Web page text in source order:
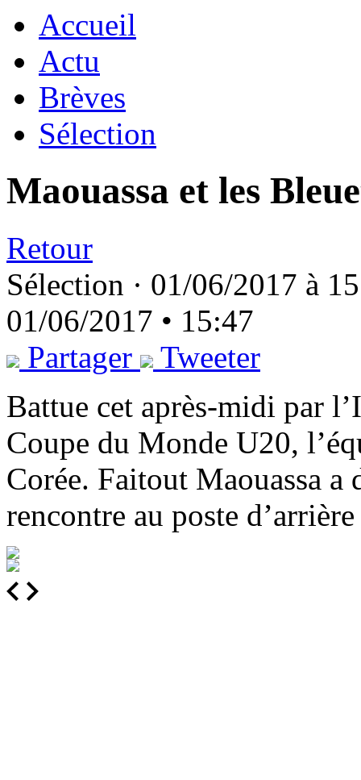
Accueil
Actu
Brèves
Sélection
Maouassa et les
Retour
Sélection · 01/06/2017 à
01/06/2017 • 15:47
Partager
Tweeter
Battue cet après-midi par
Coupe du Monde U20,
Corée. Faitout Maouassa a
rencontre au poste